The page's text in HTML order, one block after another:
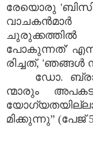
രേയൊരു
വാചകൻമാർ
പോകുന്നത്'
രിച്ചത്, 'ഞങ്ങൾ
ഡോ.
ന്മാരും
മിക്കുന്നു” (പേജ്